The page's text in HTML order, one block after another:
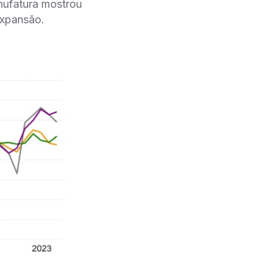
mostrou